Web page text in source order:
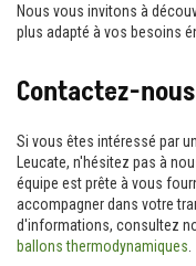
Nous vous invitons à
plus adapté à vos besoins
Contactez-
Si vous êtes intéressé par
Leucate, n'hésitez pas à
équipe est prête à vous
accompagner dans votre
d'informations, consultez
ballons thermodynamiques